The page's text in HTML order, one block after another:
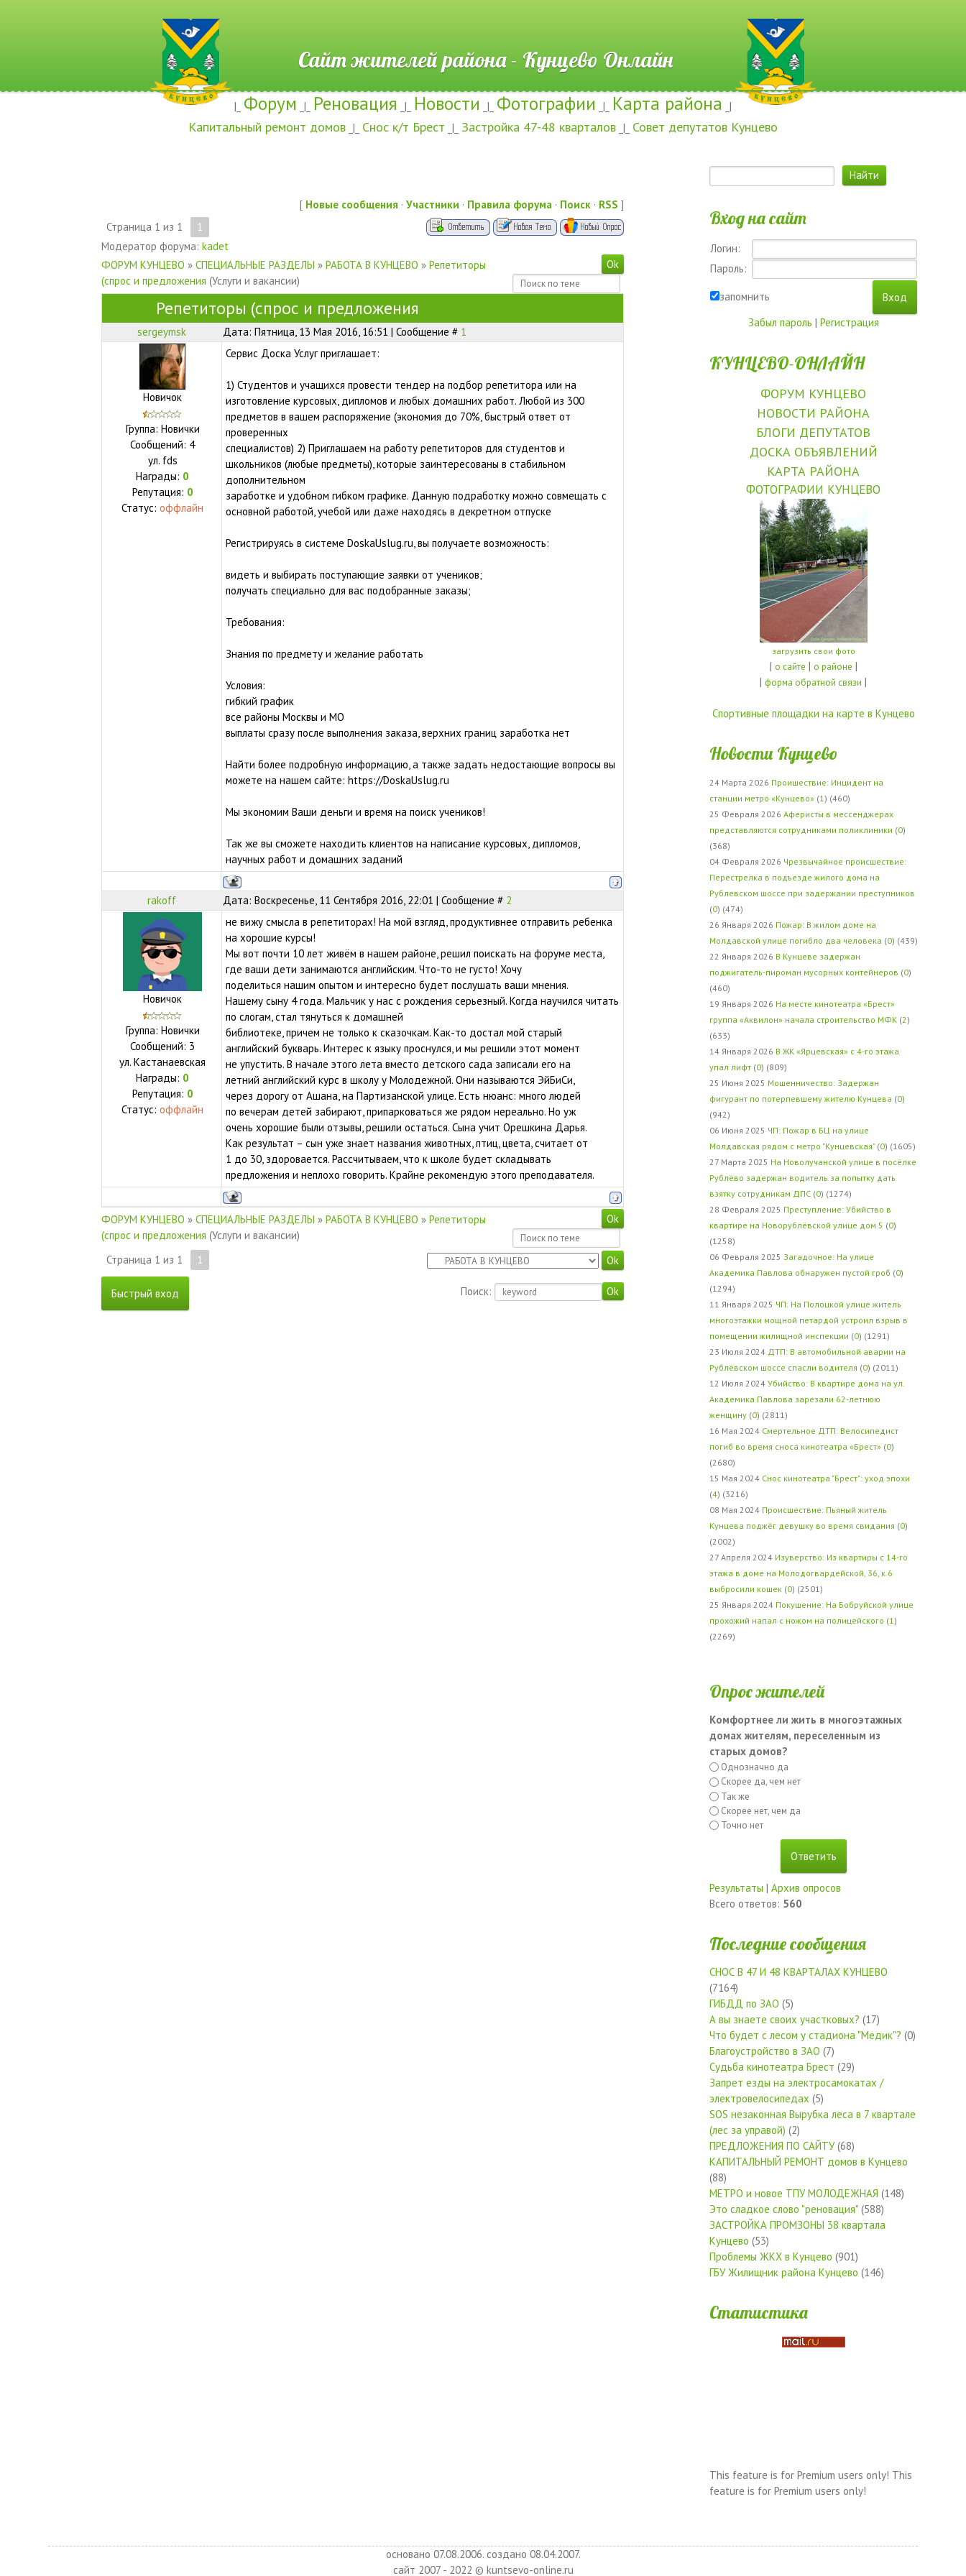
Сайт жителей района - Кунцево Онлайн
|_ Форум _|_ Реновация _|_ Новости _|_ Фотографии _|_ Карта района _|
Капитальный ремонт домов _|_ Снос к/т Брест _|_ Застройка 47-48 кварталов _|_ Совет депутатов Кунцево
[ Новые сообщения · Участники · Правила форума · Поиск · RSS ]
Страница 1 из 1
1
Модератор форума: kadet
ФОРУМ КУНЦЕВО » СПЕЦИАЛЬНЫЕ РАЗДЕЛЫ » РАБОТА В КУНЦЕВО » Репетиторы
(спрос и предложения (Услуги и вакансии)
Репетиторы (спрос и предложения
sergeymsk Дата: Пятница, 13 Мая 2016, 16:51 | Сообщение # 1
Новичок
Группа: Новички
Сообщений: 4
ул. fds
Награды: 0
Репутация: 0
Статус:оффлайн
Сервис Доска Услуг приглашает:
1) Студентов и учащихся провести тендер на подбор репетитора или на
изготовление курсовых, дипломов и любых домашних работ. Любой из 300
предметов в вашем распоряжение (экономия до 70%, быстрый ответ от
проверенных
специалистов) 2) Приглашаем на работу репетиторов для студентов и
школьников (любые предметы), которые заинтересованы в стабильном
дополнительном
заработке и удобном гибком графике. Данную подработку можно совмещать с
основной работой, учебой или даже находясь в декретном отпуске
Регистрируясь в системе DoskaUslug.ru, вы получаете возможность:
видеть и выбирать поступающие заявки от учеников;
получать специально для вас подобранные заказы;
Требования:
Знания по предмету и желание работать
Условия:
гибкий график
все районы Москвы и МО
выплаты сразу после выполнения заказа, верхних границ заработка нет
Найти более подробную информацию, а также задать недостающие вопросы вы
можете на нашем сайте: https://DoskaUslug.ru
Мы экономим Ваши деньги и время на поиск учеников!
Так же вы сможете находить клиентов на написание курсовых, дипломов,
научных работ и домашних заданий
rakoff Дата: Воскресенье, 11 Сентября 2016, 22:01 | Сообщение # 2
Новичок
Группа: Новички
Сообщений: 3
ул.Кастанаевская
Награды: 0
Репутация: 0
Статус:оффлайн
не вижу смысла в репетиторах! На мой взгляд, продуктивнее отправить ребенка
на хорошие курсы!
Мы вот почти 10 лет живём в нашем районе, решил поискать на форуме места,
где ваши дети занимаются английским. Что-то не густо! Хочу
поделиться нашим опытом и интересно будет послушать ваши мнения.
Нашему сыну 4 года. Мальчик у нас с рождения серьезный. Когда научился читать
по слогам, стал тянуться к домашней
библиотеке, причем не только к сказочкам. Как-то достал мой старый
английский букварь. Интерес к языку проснулся, и мы решили этот момент
не упустить. В начале этого лета вместо детского сада записали его на
летний английский курс в школу у Молодежной. Они называются ЭйБиСи,
через дорогу от Ашана, на Партизанской улице. Есть нюанс: много людей
по вечерам детей забирают, припарковаться же рядом нереально. Но уж
очень хорошие были отзывы, решили остаться. Сына учит Орешкина Дарья.
Как результат – сын уже знает названия животных, птиц, цвета, считает от
1 до 30, здоровается. Рассчитываем, что к школе будет складывать
предложения и неплохо говорить. Крайне рекомендую этого преподавателя.
ФОРУМ КУНЦЕВО » СПЕЦИАЛЬНЫЕ РАЗДЕЛЫ » РАБОТА В КУНЦЕВО » Репетиторы
(спрос и предложения (Услуги и вакансии)
Страница 1 из 1 1
Поиск:
Вход на сайт
Логин:
Пароль:
запомнить
Забыл пароль | Регистрация
КУНЦЕВО-ОНЛАЙН
ФОРУМ КУНЦЕВО
НОВОСТИ РАЙОНА
БЛОГИ ДЕПУТАТОВ
ДОСКА ОБЪЯВЛЕНИЙ
КАРТА РАЙОНА
ФОТОГРАФИИ КУНЦЕВО
загрузить свои фото
| о сайте | о районе |
|форма обратной связи |
Спортивные площадки на карте в Кунцево
Новости Кунцево
24 Марта 2026 Проишествие: Инцидент на
станции метро «Кунцево» (1) (460)
25 Февраля 2026 Аферисты в мессенджерах
представляются сотрудниками поликлиники (0)
(368)
04 Февраля 2026 Чрезвычайное происшествие:
Перестрелка в подъезде жилого дома на
Рублевском шоссе при задержании преступников
(0) (474)
26 Января 2026 Пожар: В жилом доме на
Молдавской улице погибло два человека (0) (439)
22 Января 2026 В Кунцеве задержан
поджигатель-пироман мусорных контейнеров (0)
(460)
19 Января 2026 На месте кинотеатра «Брест»
группа «Аквилон» начала строительство МФК (2)
(633)
14 Января 2026 В ЖК «Ярцевская» с 4-го этажа
упал лифт (0) (809)
25 Июня 2025 Мошенничество: Задержан
фигурант по потерпевшему жителю Кунцева (0)
(942)
06 Июня 2025 ЧП: Пожар в БЦ на улице
Молдавская рядом с метро "Кунцевская" (0) (1605)
27 Марта 2025 На Новолучанской улице в посёлке
Рублёво задержан водитель за попытку дать
взятку сотрудникам ДПС (0) (1274)
28 Февраля 2025 Преступление: Убийство в
квартире на Новорублёвской улице дом 5 (0)
(1258)
06 Февраля 2025 Загадочное: На улице
Академика Павлова обнаружен пустой гроб (0)
(1294)
11 Января 2025 ЧП: На Полоцкой улице житель
многоэтажки мощной петардой устроил взрыв в
помещении жилищной инспекции (0) (1291)
23 Июля 2024 ДТП: В автомобильной аварии на
Рублёвском шоссе спасли водителя (0) (2011)
12 Июля 2024 Убийство: В квартире дома на ул.
Академика Павлова зарезали 62-летнюю
женщину (0) (2811)
16 Мая 2024 Смертельное ДТП: Велосипедист
погиб во время сноса кинотеатра «Брест» (0)
(2680)
15 Мая 2024 Снос кинотеатра "Брест": уход эпохи
(4) (3216)
08 Мая 2024 Происшествие: Пьяный житель
Кунцева поджёг девушку во время свидания (0)
(2002)
27 Апреля 2024 Изуверство: Из квартиры с 14-го
этажа в доме на Молодогвардейской, 36, к.6
выбросили кошек (0) (2501)
25 Января 2024 Покушение: На Бобруйской улице
прохожий напал с ножом на полицейского (1)
(2269)
Опрос жителей
Комфортнее ли жить в многоэтажных
домах жителям, переселенным из
старых домов?
Однозначно да
Скорее да, чем нет
Так же
Скорее нет, чем да
Точно нет
Результаты | Архив опросов
Всего ответов: 560
Последние сообщения
СНОС В 47 И 48 КВАРТАЛАХ КУНЦЕВО
(7164)
ГИБДД по ЗАО (5)
А вы знаете своих участковых? (17)
Что будет с лесом у стадиона "Медик"? (0)
Благоустройство в ЗАО (7)
Судьба кинотеатра Брест (29)
Запрет езды на электросамокатах /
электровелосипедах (5)
SOS незаконная Вырубка леса в 7 квартале
(лес за управой) (2)
ПРЕДЛОЖЕНИЯ ПО САЙТУ(68)
КАПИТАЛЬНЫЙ РЕМОНТ домов в Кунцево
(88)
МЕТРО и новое ТПУ МОЛОДЕЖНАЯ (148)
Это сладкое слово "реновация"(588)
ЗАСТРОЙКА ПРОМЗОНЫ 38 квартала
Кунцево (53)
Проблемы ЖКХ в Кунцево (901)
ГБУ Жилищник района Кунцево (146)
Статистика
This feature is for Premium users only! This
feature is for Premium users only!
основано 07.08.2006. создано 08.04.2007.
сайт 2007 - 2022 © kuntsevo-online.ru